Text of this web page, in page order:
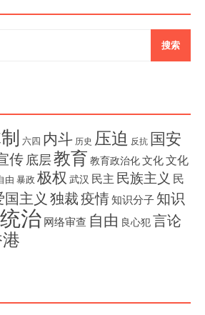
六四 内斗 历史 压迫 反抗 国安
传底层教育 教育政治化文化文化
由 暴政 极权 武汉 民主 民族主义 民
国主义 独裁疫情知识分子 知识
统治 网络审查 自由 良心犯言论